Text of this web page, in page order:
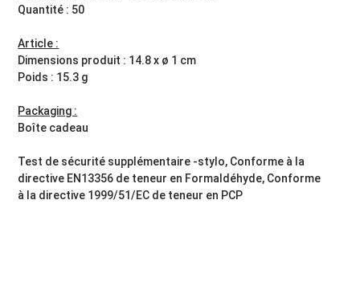
Quantité : 50
Article :
Dimensions produit : 14.8 x ø 1 cm
Poids : 15.3 g
Packaging :
Boîte cadeau
Test de sécurité supplémentaire -stylo, Conforme à la
directive EN13356 de teneur en Formaldéhyde, Conforme
à la directive 1999/51/EC de teneur en PCP